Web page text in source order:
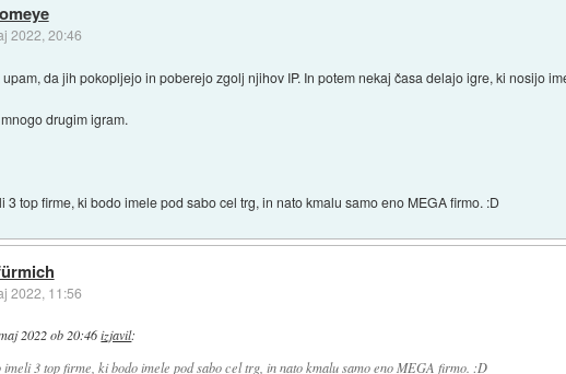
2022, 20:46
da jih pokopljejo in poberejo zgolj njihov IP. In potem nekaj časa delajo igre, ki nosijo
drugim igram.
3 top firme, ki bodo imele pod sabo cel trg, in nato kmalu samo eno MEGA firmo. :D
2022, 11:56
2022 ob 20:46 izjavil:
imeli 3 top firme, ki bodo imele pod sabo cel trg, in nato kmalu samo eno MEGA firmo. :D